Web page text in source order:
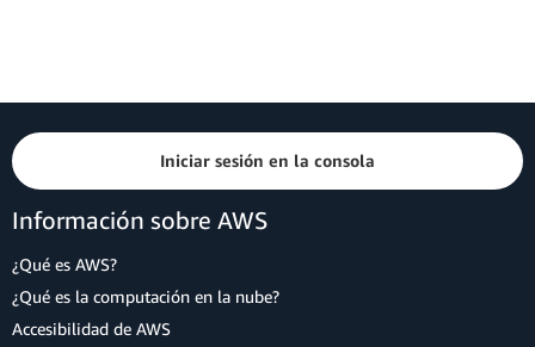
Iniciar sesión en la consola
Información sobre AWS
¿Qué es AWS?
¿Qué es la computación en la nube?
Accesibilidad de AWS